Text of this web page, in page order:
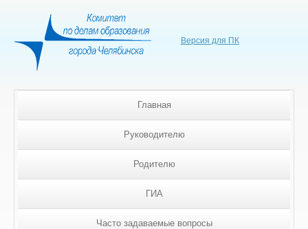
Версия для ПК
Главная
Руководителю
Родителю
ГИА
Часто задаваемые вопросы